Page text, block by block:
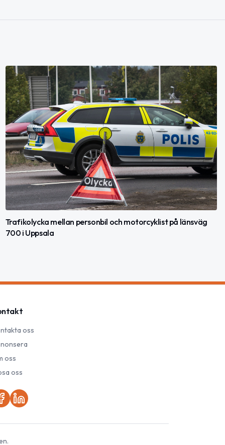
Trafikolycka mellan personbil och motorcyklist på länsväg
700 i Uppsala
oss
oss
oss